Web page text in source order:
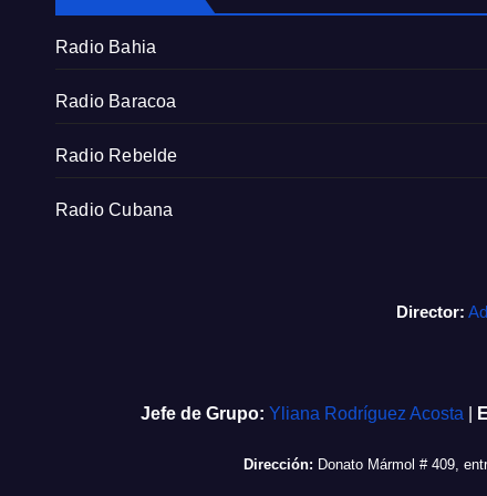
Radio Bahia
Radio Baracoa
Radio Rebelde
Radio Cubana
Director:
Jefe de Grupo: Yliana Rodríguez Acosta
Dirección: Donato Mármol # 409,